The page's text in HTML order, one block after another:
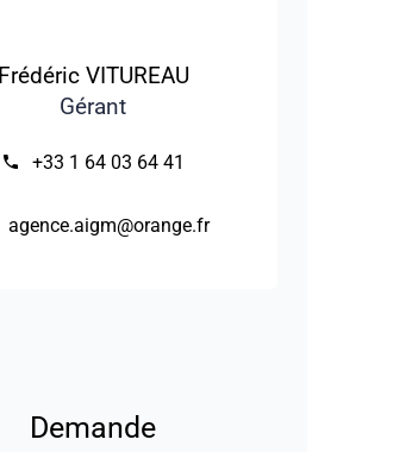
Frédéric VITUREAU
Gérant
+33 1 64 03 64 41
agence.aigm@orange.fr
Demande